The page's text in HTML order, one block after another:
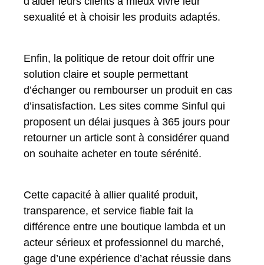
sexualité et à choisir les produits adaptés.
Enfin, la politique de retour doit offrir une
solution claire et souple permettant
d’échanger ou rembourser un produit en cas
d’insatisfaction. Les sites comme Sinful qui
proposent un délai jusques à 365 jours pour
retourner un article sont à considérer quand
on souhaite acheter en toute sérénité.
Cette capacité à allier qualité produit,
transparence, et service fiable fait la
différence entre une boutique lambda et un
acteur sérieux et professionnel du marché,
gage d’une expérience d’achat réussie dans